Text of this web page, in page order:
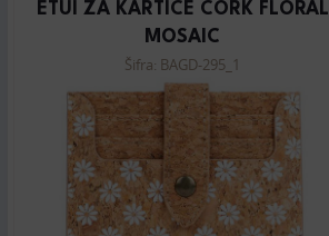
ETUI ZA KARTICE CORK FLORAL
MOSAIC
Šifra: BAGD-295_1